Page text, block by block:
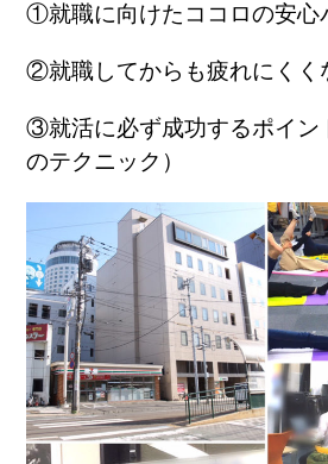
①就職に向けたココロの安心
②就職してからも疲れにくく
③就活に必ず成功するポイン
のテクニック）